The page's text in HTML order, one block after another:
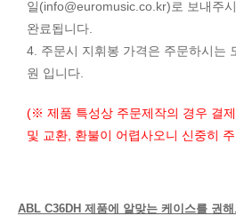
일(info@euromusic.co.kr)로 보내주
완료됩니다.
4. 주문시 지휘봉 가격은 주문하시는
원 입니다.
(※ 제품 특성상 주문제작의 경우 결
및 교환, 환불이 어렵사오니 신중히
ABL C36DH 제품에 알맞는 케이스를 권